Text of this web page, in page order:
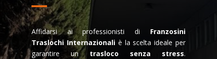
Affidarsi ai professionisti di Franzosini
Traslochi Internazionaliè la scelta ideale per
garantire un trasloco senza stress.